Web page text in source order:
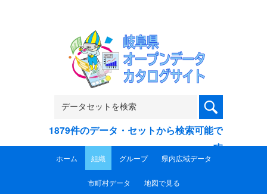
1879件のデータ・セットから検索可能で
す
ホーム 組織 グループ 県内広域データ
市町村データ 地図で見る